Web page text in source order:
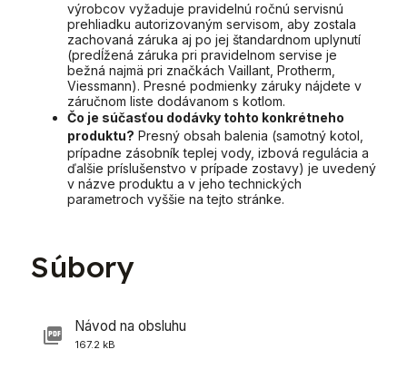
výrobcov vyžaduje pravidelnú ročnú servisnú
prehliadku autorizovaným servisom, aby zostala
zachovaná záruka aj po jej štandardnom uplynutí
(predĺžená záruka pri pravidelnom servise je
bežná najmä pri značkách Vaillant, Protherm,
Viessmann). Presné podmienky záruky nájdete v
záručnom liste dodávanom s kotlom.
Čo je súčasťou dodávky tohto konkrétneho
produktu? Presný obsah balenia (samotný kotol,
prípadne zásobník teplej vody, izbová regulácia a
ďalšie príslušenstvo v prípade zostavy) je uvedený
v názve produktu a v jeho technických
parametroch vyššie na tejto stránke.
Súbory
Návod na obsluhu
167.2 kB